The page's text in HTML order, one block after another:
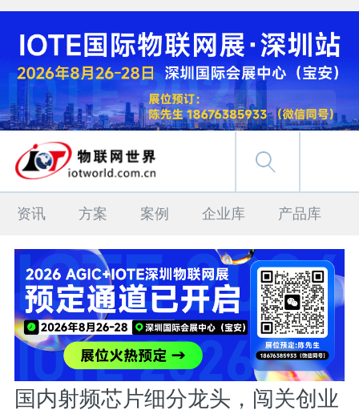
资讯 方案 案例 企业库 产品库
国内射频芯片细分龙头，闯关创业